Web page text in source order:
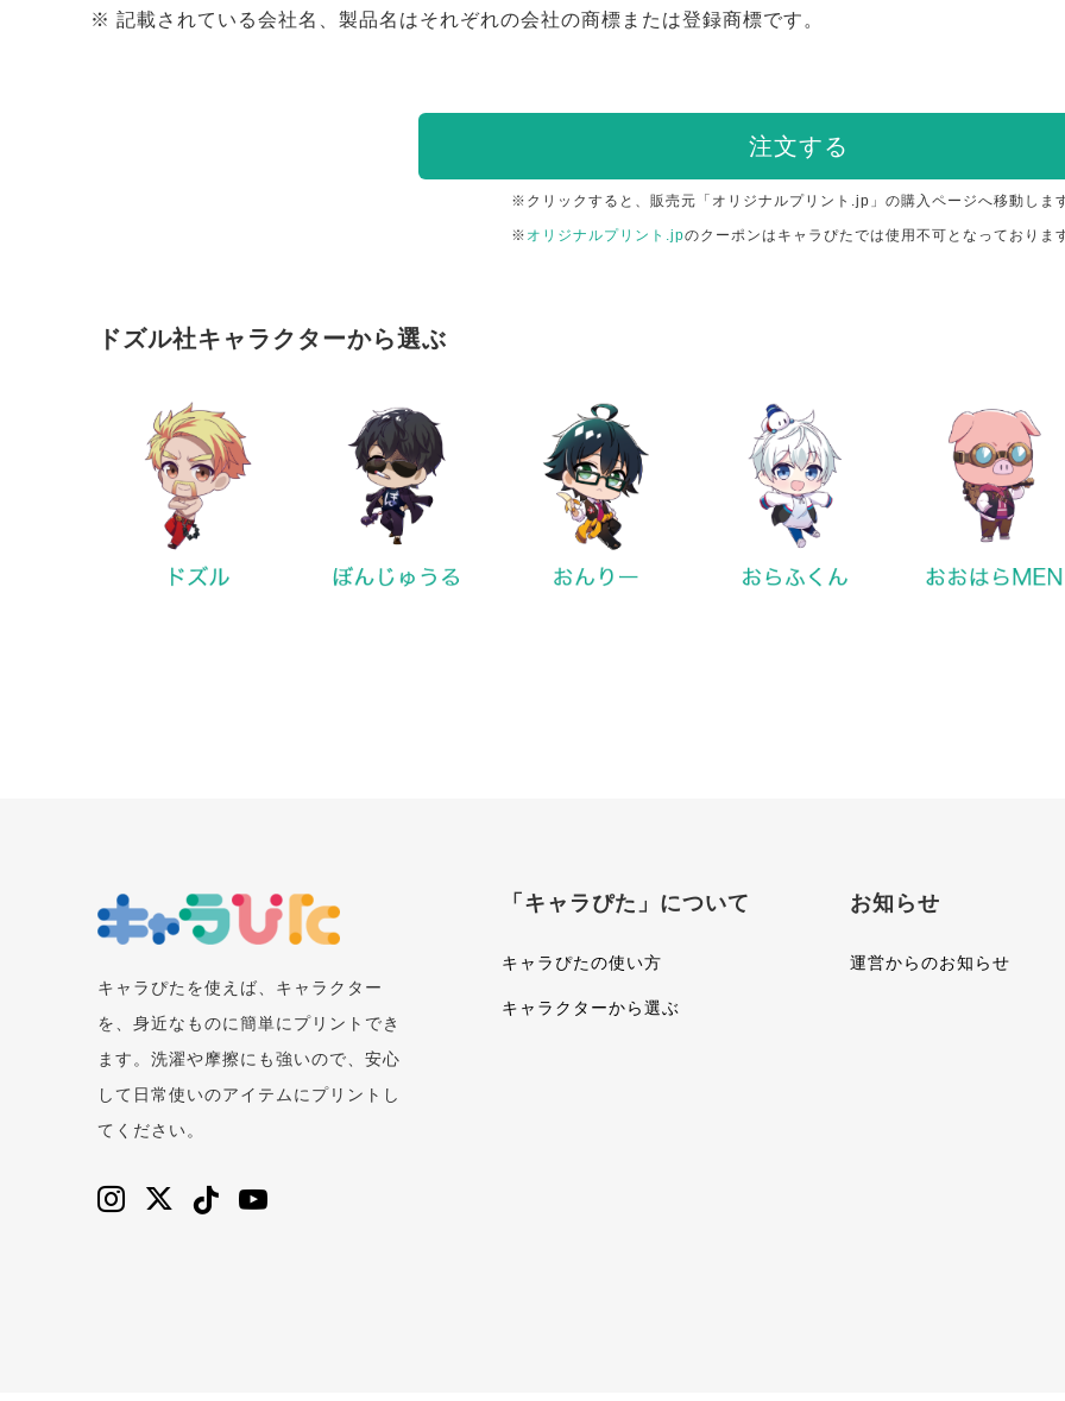
記載されている会社名、製品名はそれぞれの会社の商標または登録商標です。
注文する
※クリックすると、販売元「オリジナルプリント.jp」の購入ページへ移動しま
※ オリジナルプリント.jpのクーポンはキャラぴたでは使用不可となっておりま
ドズル社キャラクターから選ぶ
キャラぴたを使えば、キャラクター
を、身近なものに簡単にプリントでき
ます。洗濯や摩擦にも強いので、安心
して日常使いのアイテムにプリントし
てください。
「キャラぴた」について
キャラぴたの使い方
キャラクターから選ぶ
お知らせ
運営からのお知らせ